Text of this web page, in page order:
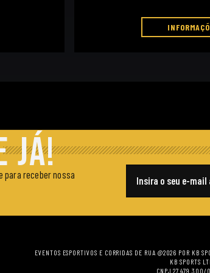
JÁ!
para receber nossa
E-mail
EVENTOS ESPORTIVOS E CORRIDAS DE RUA @2026 POR KB
KB SPORTS
CNPJ 27.479.300/